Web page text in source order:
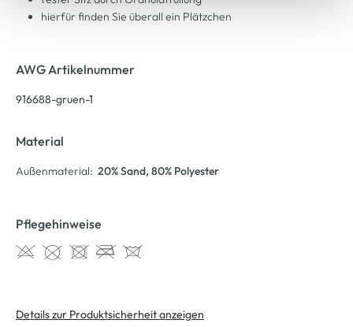
hierfür finden Sie überall ein Plätzchen
AWG Artikelnummer
916688-gruen-1
Material
Außenmaterial: 20% Sand, 80% Polyester
Pflegehinweise
Details zur Produktsicherheit anzeigen